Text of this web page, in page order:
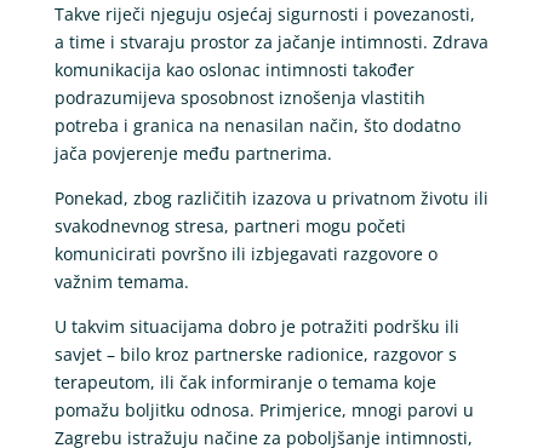
Takve riječi njeguju osjećaj sigurnosti i povezanosti,
a time i stvaraju prostor za jačanje intimnosti. Zdrava
komunikacija kao oslonac intimnosti također
podrazumijeva sposobnost iznošenja vlastitih
potreba i granica na nenasilan način, što dodatno
jača povjerenje među partnerima.
Ponekad, zbog različitih izazova u privatnom životu ili
svakodnevnog stresa, partneri mogu početi
komunicirati površno ili izbjegavati razgovore o
važnim temama.
U takvim situacijama dobro je potražiti podršku ili
savjet – bilo kroz partnerske radionice, razgovor s
terapeutom, ili čak informiranje o temama koje
pomažu boljitku odnosa. Primjerice, mnogi parovi u
Zagrebu istražuju načine za poboljšanje intimnosti,